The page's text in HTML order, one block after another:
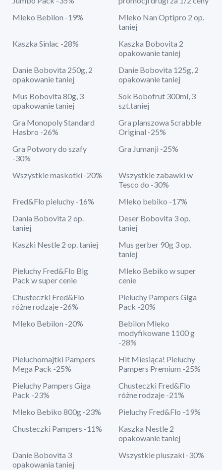
Mleko Bebilon -19%
Mleko Nan Optipro 2 op.
taniej
Kaszka Sinlac -28%
Kaszka Bobovita 2
opakowanie taniej
Danie Bobovita 250g, 2
opakowanie taniej
Danie Bobovita 125g, 2
opakowanie taniej
Mus Bobovita 80g, 3
opakowanie taniej
Sok Bobofrut 300ml, 3
szt.taniej
Gra Monopoly Standard
Hasbro -26%
Gra planszowa Scrabble
Original -25%
Gra Potwory do szafy
-30%
Gra Jumanji -25%
Wszystkie maskotki -20%
Wszystkie zabawki w
Tesco do -30%
Fred&Flo pieluchy -16%
Mleko bebiko -17%
Dania Bobovita 2 op.
taniej
Deser Bobovita 3 op.
taniej
Kaszki Nestle 2 op. taniej
Mus gerber 90g 3 op.
taniej
Pieluchy Fred&Flo Big
Pack w super cenie
Mleko Bebiko w super
cenie
Chusteczki Fred&Flo
różne rodzaje -26%
Pieluchy Pampers Giga
Pack -20%
Mleko Bebilon -20%
Bebilon Mleko
modyfikowane 1100 g
-28%
Pieluchomajtki Pampers
Mega Pack -25%
Hit Miesiąca! Pieluchy
Pampers Premium -25%
Pieluchy Pampers Giga
Pack -23%
Chusteczki Fred&Flo
różne rodzaje -21%
Mleko Bebiko 800g -23%
Pieluchy Fred&Flo -19%
Chusteczki Pampers -11%
Kaszka Nestle 2
opakowanie taniej
Danie Bobovita 3
opakowania taniej
Wszystkie pluszaki -30%